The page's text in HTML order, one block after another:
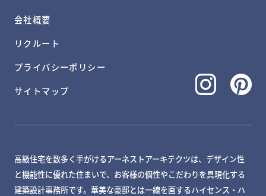
会社概要
リクルート
プライバシーポリシー
サイトマップ
高級住宅を数多く手がけるアーネストアーキテクツは、デザイン性
と機能性に優れた住まいで、お客様の個性やこだわりを具現化する
建築設計事務所です。華美な豪邸とは一線を画するハイセンス・ハ